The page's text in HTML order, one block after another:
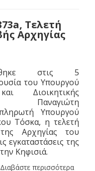
Τελετή
Αρχηγίας
στις 5
του Υπουργού
Διοικητικής
Παναγιώτη
Υπουργού
Τόσκα, η τελετή
Αρχηγίας του
εγκαταστάσεις της
Κηφισιά.
Διαβάστε περισσότερα